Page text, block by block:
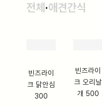
전체 ·애견간식
빈즈라이
크 닭안심
300
빈즈라이
크 오리날
개 500